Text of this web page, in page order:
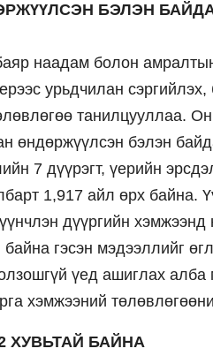
БЭЛЭН
наадам болон
урьдчилан
танилцууллаа.
өндөржүүлсэн бэлэн
7 дүүрэгт, үерийн
1,917 айл өрх байна.
дүүргийн хэмжээнд
гэсэн мэдээллийг
үед ашиглах алба
хэмжээний
ХУВЬТАЙ БАЙНА